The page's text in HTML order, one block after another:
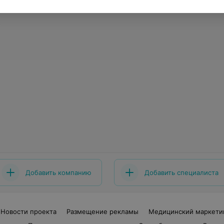
Добавить компанию Добавить специалиста
Новости проекта Размещение рекламы
Медицинский